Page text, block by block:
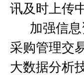
讯及时上传
加强信
采购管理交
大数据分析